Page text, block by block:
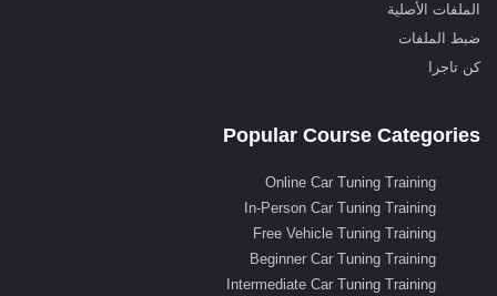
الملفات الأصلية
ضبط الملفات
كن تاجرا
Popular Course Categories
Online Car Tuning Training
In-Person Car Tuning Training
Free Vehicle Tuning Training
Beginner Car Tuning Training
Intermediate Car Tuning Training